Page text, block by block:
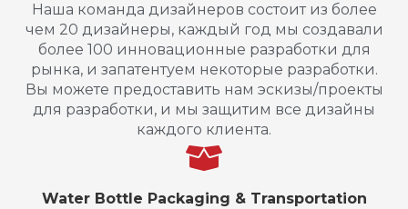
Наша команда дизайнеров состоит из более
чем 20 дизайнеры, каждый год мы создавали
более 100 инновационные разработки для
рынка, и запатентуем некоторые разработки.
Вы можете предоставить нам эскизы/проекты
для разработки, и мы защитим все дизайны
каждого клиента.
Water Bottle Packaging & Transportation